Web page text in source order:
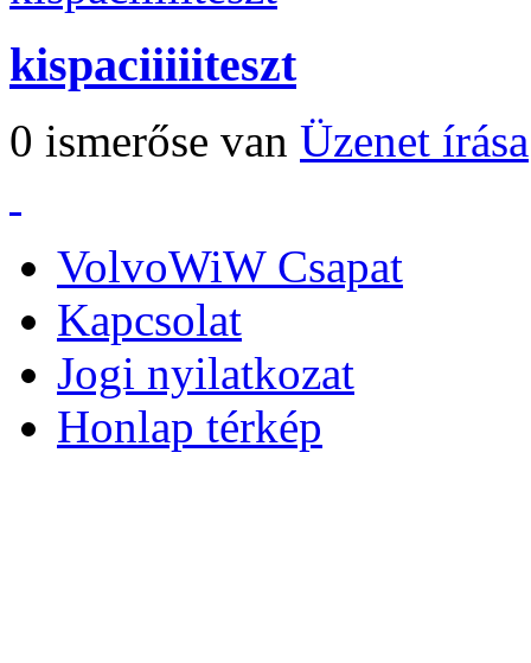
kispaciiiiiteszt
0 ismerőse van Üzenet írása
VolvoWiW Csapat
Kapcsolat
Jogi nyilatkozat
Honlap térkép